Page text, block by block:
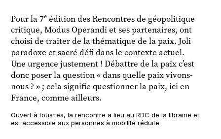
Pour la 7e édition des Rencontres de géopolitique
critique, Modus Operandi et ses partenaires, ont
choisi de traiter de la thématique de la paix. Joli
paradoxe et sacré défi dans le contexte actuel.
Une urgence justement ! Débattre de la paix c’est
donc poser la question « dans quelle paix vivons-
nous ? » ; cela signifie questionner la paix, ici en
France, comme ailleurs.
Ouvert à tous·tes, la rencontre a lieu au RDC de la librairie et
est accessible aux personnes à mobilité réduite